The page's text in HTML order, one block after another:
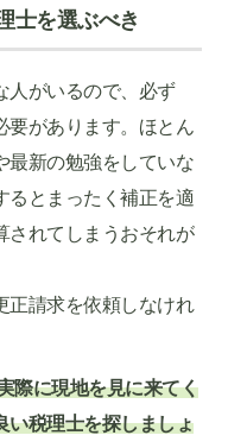
士を選ぶべき
人がいるので、必ず
要があります。ほとん
最新の勉強をしていな
るとまったく補正を適
されてしまうおそれが
正請求を依頼しなけれ
際に現地を見に来てく
い税理士を探しましょ